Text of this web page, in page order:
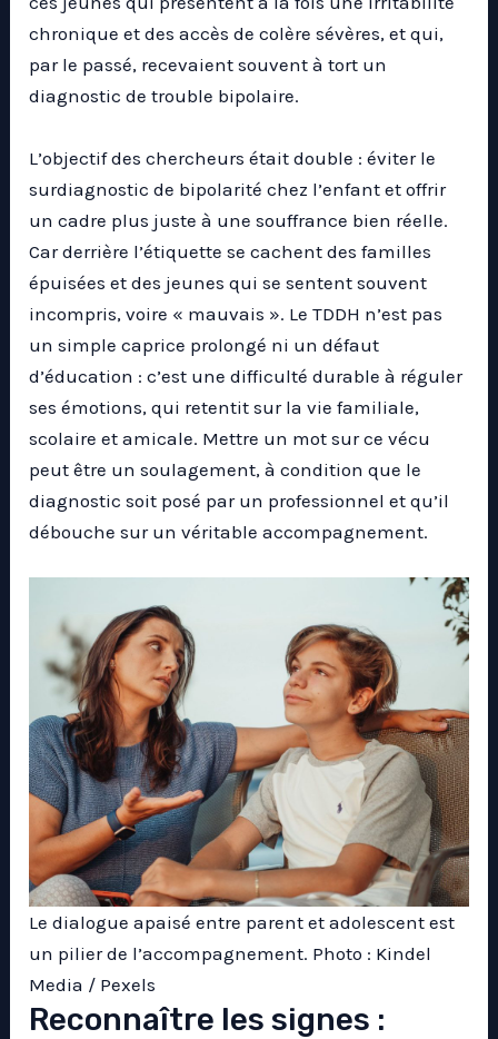
chronique et des accès de colère sévères, et qui,
par le passé, recevaient souvent à tort un
diagnostic de trouble bipolaire.
L’objectif des chercheurs était double : éviter le
surdiagnostic de bipolarité chez l’enfant et offrir
un cadre plus juste à une souffrance bien réelle.
Car derrière l’étiquette se cachent des familles
épuisées et des jeunes qui se sentent souvent
incompris, voire « mauvais ». Le TDDH n’est pas
un simple caprice prolongé ni un défaut
d’éducation : c’est une difficulté durable à réguler
ses émotions, qui retentit sur la vie familiale,
scolaire et amicale. Mettre un mot sur ce vécu
peut être un soulagement, à condition que le
diagnostic soit posé par un professionnel et qu’il
débouche sur un véritable accompagnement.
Le dialogue apaisé entre parent et adolescent est
un pilier de l’accompagnement. Photo : Kindel
Media / Pexels
Reconnaître les signes :